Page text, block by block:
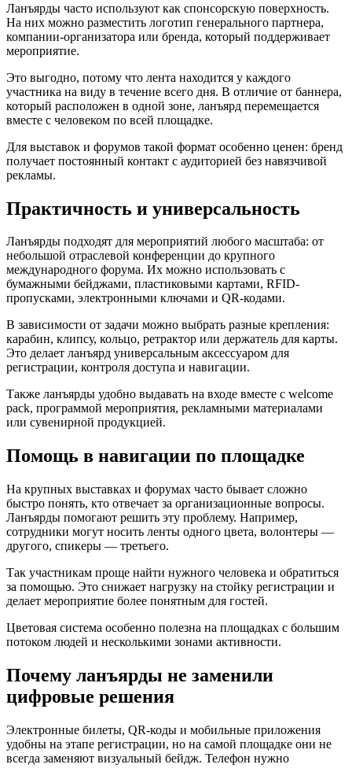
Ланъярды часто используют как спонсорскую поверхность.
На них можно разместить логотип генерального партнера,
компании-организатора или бренда, который поддерживает
мероприятие.
Это выгодно, потому что лента находится у каждого
участника на виду в течение всего дня. В отличие от баннера,
который расположен в одной зоне, ланъярд перемещается
вместе с человеком по всей площадке.
Для выставок и форумов такой формат особенно ценен: бренд
получает постоянный контакт с аудиторией без навязчивой
рекламы.
Практичность и универсальность
Ланъярды подходят для мероприятий любого масштаба: от
небольшой отраслевой конференции до крупного
международного форума. Их можно использовать с
бумажными бейджами, пластиковыми картами, RFID-
пропусками, электронными ключами и QR-кодами.
В зависимости от задачи можно выбрать разные крепления:
карабин, клипсу, кольцо, ретрактор или держатель для карты.
Это делает ланъярд универсальным аксессуаром для
регистрации, контроля доступа и навигации.
Также ланъярды удобно выдавать на входе вместе с welcome
pack, программой мероприятия, рекламными материалами
или сувенирной продукцией.
Помощь в навигации по площадке
На крупных выставках и форумах часто бывает сложно
быстро понять, кто отвечает за организационные вопросы.
Ланъярды помогают решить эту проблему. Например,
сотрудники могут носить ленты одного цвета, волонтеры —
другого, спикеры — третьего.
Так участникам проще найти нужного человека и обратиться
за помощью. Это снижает нагрузку на стойку регистрации и
делает мероприятие более понятным для гостей.
Цветовая система особенно полезна на площадках с большим
потоком людей и несколькими зонами активности.
Почему ланъярды не заменили
цифровые решения
Электронные билеты, QR-коды и мобильные приложения
удобны на этапе регистрации, но на самой площадке они не
всегда заменяют визуальный бейдж. Телефон нужно